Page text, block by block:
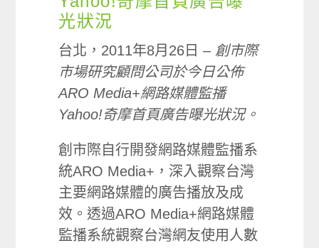
光狀況
台北，2011年8月26日 – 創市際
市場研究顧問公司於今日公佈
ARO Media+網路媒體監播
Yahoo!奇摩首頁廣告曝光狀況。
創市際自行開發網路媒體監播系
統ARO Media+，深入觀察台灣
主要網路媒體的廣告播放及成
效。透過ARO Media+網路媒體
監播系統觀察台灣網友使用人數